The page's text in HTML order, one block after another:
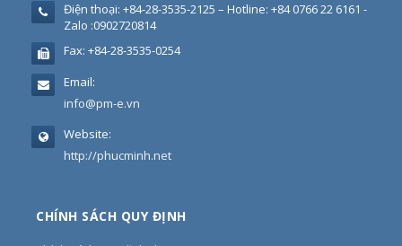
Điện thoại: +84-28-3535-2125 – Hotline: +84 0766 22 6161 -
Zalo :0902720814
Fax: +84-28-3535-0254
Email:
info@pm-e.vn
Website:
http://phucminh.net
CHÍNH SÁCH QUY ĐỊNH